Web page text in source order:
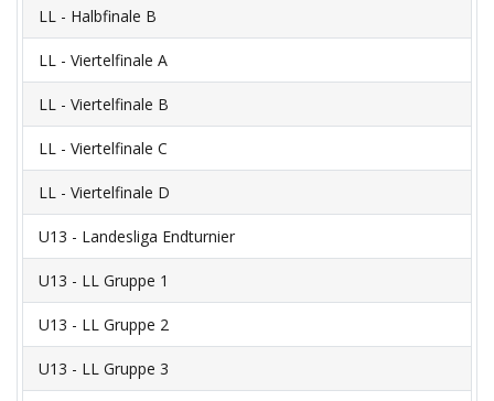
LL - Halbfinale B
LL - Viertelfinale A
LL - Viertelfinale B
LL - Viertelfinale C
LL - Viertelfinale D
U13 - Landesliga Endturnier
U13 - LL Gruppe 1
U13 - LL Gruppe 2
U13 - LL Gruppe 3